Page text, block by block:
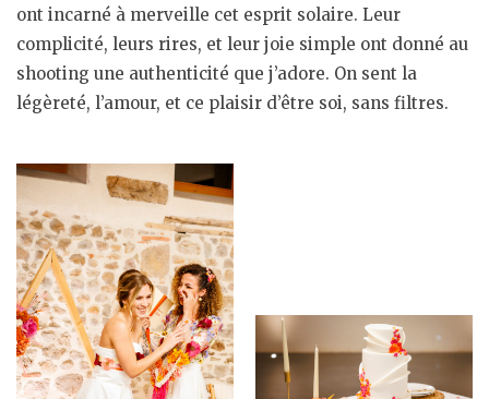
ont incarné à merveille cet esprit solaire. Leur
complicité, leurs rires, et leur joie simple ont donné au
shooting une authenticité que j’adore. On sent la
légèreté, l’amour, et ce plaisir d’être soi, sans filtres.